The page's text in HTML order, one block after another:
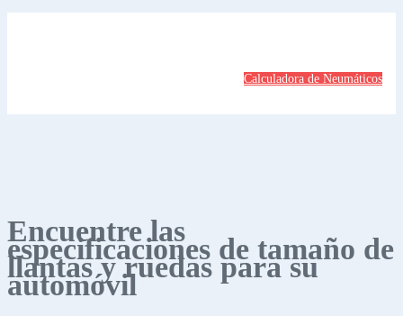
Calculadora de Neumáticos
Encuentre las
especificaciones de tamaño de
llantas y ruedas para su
automóvil